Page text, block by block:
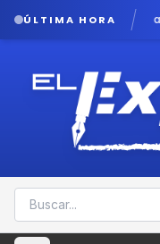
ÚLTIMA HORA
abuelita asesinada por